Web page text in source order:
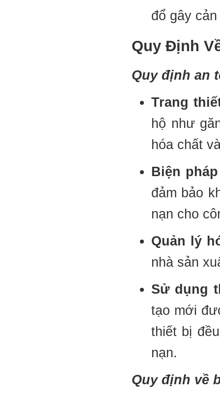
đổ gây
Quy Định
Quy định an
Trang
hộ như
hóa chất
Biện
đảm bảo
nạn cho
Quản lý
nhà sản
Sử dụng
tạo mới
thiết bị
nạn.
Quy định về